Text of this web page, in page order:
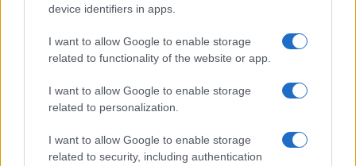
device identifiers in apps.
I want to allow Google to enable storage
related to functionality of the website or app.
I want to allow Google to enable storage
related to personalization.
I want to allow Google to enable storage
related to security, including authentication